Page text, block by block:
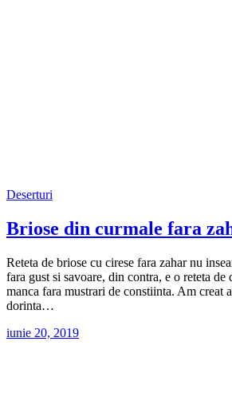
Deserturi
Briose din curmale fara
Reteta de briose cu cirese fara zahar nu
fara gust si savoare, din contra, e o reteta de
manca fara mustrari de constiinta. Am creat
dorinta…
iunie 20, 2019